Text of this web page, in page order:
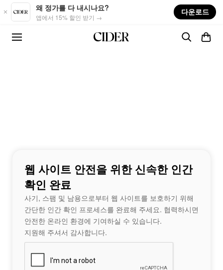
Skip to main content
왜 정가를 다 내시나요?
앱에서 15% 할인 받기 →
다운로드
웹 사이트 안전을 위한 신속한 인간
확인 완료
사기, 스팸 및 남용으로부터 웹 사이트를 보호하기 위해
간단한 인간 확인 프로세스를 완료해 주세요. 협력하시면
안전한 온라인 환경에 기여하실 수 있습니다.
지원해 주셔서 감사합니다.